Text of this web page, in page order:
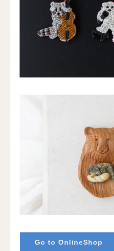
Go to OnlineShop